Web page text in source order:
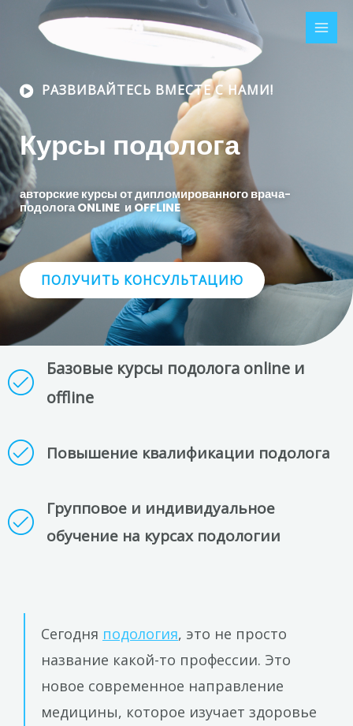
Перейти
содержимому
РАЗВИВАЙТЕСЬ ВМЕСТЕ С НАМИ!
Курсы подолога
авторские курсы от дипломированного врача-
подологаONLINE и OFFLINE
ПОЛУЧИТЬ КОНСУЛЬТАЦИЮ
Базовые курсы подолога online и
offline
Повышение квалификации подолога
Групповое и индивидуальное
обучение на курсах подологии
Сегодня подология, это не просто
название какой-то профессии. Это
новое современное направление
медицины, которое изучает здоровье